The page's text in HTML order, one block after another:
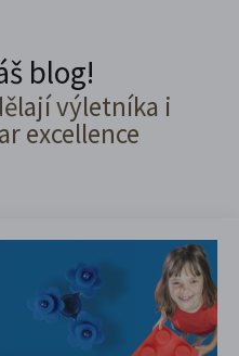
blog!
výletníka i
excellence